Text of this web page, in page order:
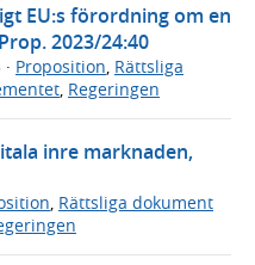
EU:s förordning om en
2023/24:40
· Proposition, Rättsliga
, Regeringen
inre marknaden,
Rättsliga dokument